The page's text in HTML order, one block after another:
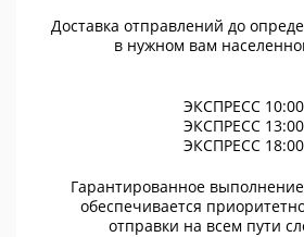
Доставка отправлений до
в нужном вам
ЭКСПРЕСС 10:00
ЭКСПРЕСС 13:00
ЭКСПРЕСС 18:00
Гарантированное
обеспечивается
отправки на всем пути